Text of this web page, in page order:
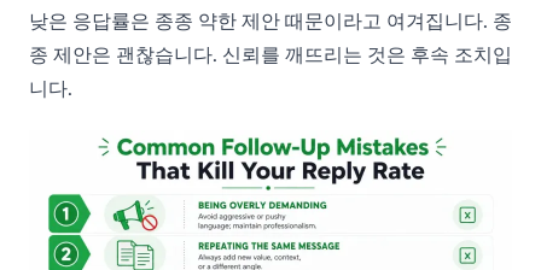
낮은 응답률은 종종 약한 제안 때문이라고 여겨집니다. 종
종 제안은 괜찮습니다. 신뢰를 깨뜨리는 것은 후속 조치입
니다.